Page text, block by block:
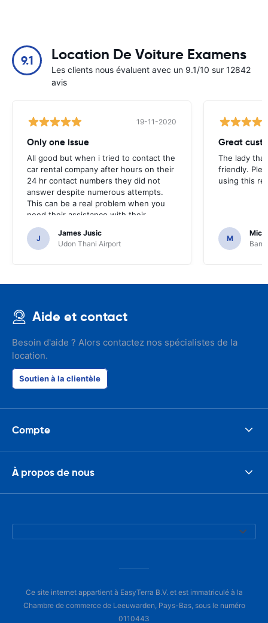
9.1 Location De Voiture Examens
Les clients nous évaluent avec un 9.1/10 sur 12842
avis
19-11-2020
Only one issue
All good but when i tried to contact the
car rental company after hours on their
24 hr contact numbers they did not
answer despite numerous attempts.
This can be a real problem when you
need their assistance with their
services or car.
J
James Jusic
Udon Thani Airport
Great
The lady
friendly.
using this
M
Aide et contact
Besoin d'aide ? Alors contactez nos spécialistes de la
location.
Soutien à la clientèle
Compte
À propos de nous
Ce site internet appartient à EasyTerra B.V. et est immatriculé à la
Chambre de commerce de Leeuwarden, Pays-Bas, sous le numéro
0110443